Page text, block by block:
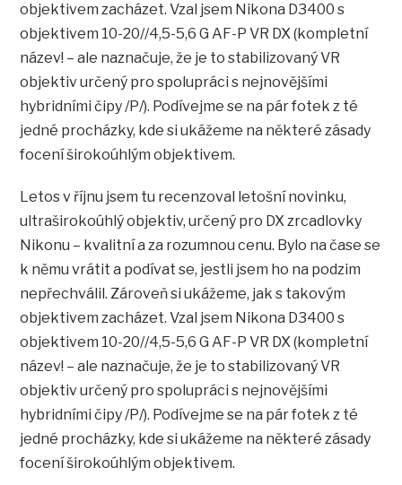
objektivem zacházet. Vzal jsem Nikona D3400 s
objektivem 10-20//4,5-5,6 G AF-P VR DX (kompletní
název! – ale naznačuje, že je to stabilizovaný VR
objektiv určený pro spolupráci s nejnovějšími
hybridními čipy /P/). Podívejme se na pár fotek z té
jedné procházky, kde si ukážeme na některé zásady
focení širokoúhlým objektivem.
Letos v říjnu jsem tu recenzoval letošní novinku,
ultraširokoúhlý objektiv, určený pro DX zrcadlovky
Nikonu – kvalitní a za rozumnou cenu. Bylo na čase se
k němu vrátit a podívat se, jestli jsem ho na podzim
nepřechválil. Zároveň si ukážeme, jak s takovým
objektivem zacházet. Vzal jsem Nikona D3400 s
objektivem 10-20//4,5-5,6 G AF-P VR DX (kompletní
název! – ale naznačuje, že je to stabilizovaný VR
objektiv určený pro spolupráci s nejnovějšími
hybridními čipy /P/). Podívejme se na pár fotek z té
jedné procházky, kde si ukážeme na některé zásady
focení širokoúhlým objektivem.